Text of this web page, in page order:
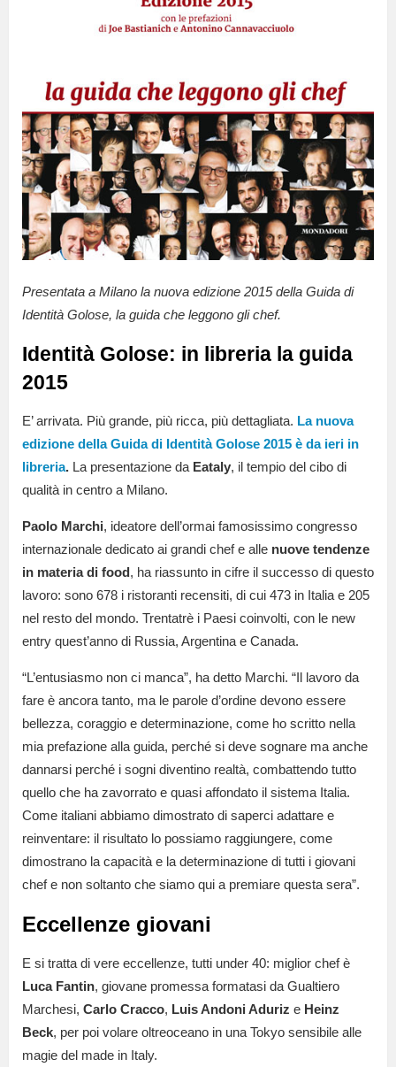
Presentata a Milano la nuova edizione 2015 della Guida di
Identità Golose, la guida che leggono gli chef.
Identità Golose: in libreria la guida
2015
E’ arrivata. Più grande, più ricca, più dettagliata. La nuova
edizione della Guida di Identità Golose 2015 è da ieri in
libreria. La presentazione da Eataly, il tempio del cibo di
qualità in centro a Milano.
Paolo Marchi, ideatore dell’ormai famosissimo congresso
internazionale dedicato ai grandi chef e alle nuove tendenze
in materia di food, ha riassunto in cifre il successo di questo
lavoro: sono 678 i ristoranti recensiti, di cui 473 in Italia e 205
nel resto del mondo. Trentatrè i Paesi coinvolti, con le new
entry quest’anno di Russia, Argentina e Canada.
“L’entusiasmo non ci manca”, ha detto Marchi. “Il lavoro da
fare è ancora tanto, ma le parole d’ordine devono essere
bellezza, coraggio e determinazione, come ho scritto nella
mia prefazione alla guida, perché si deve sognare ma anche
dannarsi perché i sogni diventino realtà, combattendo tutto
quello che ha zavorrato e quasi affondato il sistema Italia.
Come italiani abbiamo dimostrato di saperci adattare e
reinventare: il risultato lo possiamo raggiungere, come
dimostrano la capacità e la determinazione di tutti i giovani
chef e non soltanto che siamo qui a premiare questa sera”.
Eccellenze giovani
E si tratta di vere eccellenze, tutti under 40: miglior chef è
Luca Fantin, giovane promessa formatasi da Gualtiero
Marchesi, Carlo Cracco, Luis Andoni Aduriz e Heinz
Beck, per poi volare oltreoceano in una Tokyo sensibile alle
magie del made in Italy.